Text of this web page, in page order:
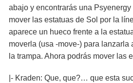
abajo y encontrarás una
mover las estatuas de Sol por la
aparece un hueco frente a la
moverla (usa -move-) para lanzarla
la trampa. Ahora podrás mover las
|- Kraden: Que, que?… que esta